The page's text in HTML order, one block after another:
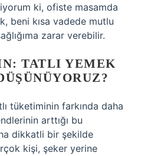
ki, ofiste masamda
beni kısa vadede mutlu
zarar verebilir.
TATLI YEMEK
tüketiminin farkında daha
arttığı bu
dikkatli bir şekilde
kişi, şeker yerine